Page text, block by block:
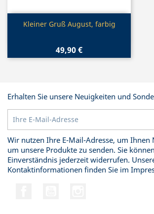
Vorschau
Kleiner Gruß August, farbig
49,90 €
Erhalten Sie unsere Neuigkeiten und
Wir nutzen Ihre E-Mail-Adresse, um Ihnen
um unsere Produkte zu senden. Sie
Einverständnis jederzeit widerrufen.
Kontaktinformationen finden Sie im